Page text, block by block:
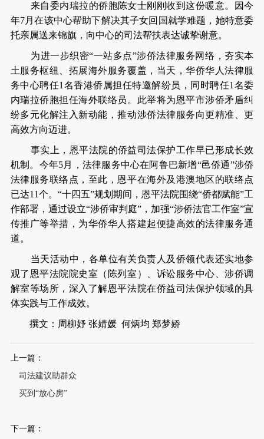
来自委内瑞拉的侨胞陈女士刚刚收到这份暖意。因今
年7月在该中心帮助下解决其子女回国就学难题，她特意委
托亲属送来锦旗，向中心的司法帮扶表达诚挚谢意。
为进一步织密“一站多点”涉侨法律服务网络，夯实本
土服务枢纽、拓展海外服务覆盖，当天，华侨华人法律服
务中心聘任1名香港侨属担任特邀解纷员，同时聘任1名委
内瑞拉侨胞担任海外联络员。此举将为恩平市涉侨矛盾纠
纷多元化解注入新动能，推动涉侨法律服务向更精准、更
高效方向迈进。
事实上，恩平法院的侨益司法保护工作早已形成长效
机制。今年5月，法律服务中心在阿鲁巴新增“邑侨通”涉侨
法律服务联络点，至此，恩平在海外及港澳地区的联络点
已达11个。“十四五”规划期间，恩平法院围绕“侨都赋能”工
作部署，通过设立“涉侨审判庭”，加强“涉侨法官工作室”宣
传推广等举措，为华侨华人搭建起便捷高效的法律服务通
道。
当天活动中，各单位有关负责人及侨领代表还实地参
观了恩平法院院史室（陈列室）、诉讼服务中心、涉侨调
解室等场所，深入了解恩平法院在侨益司法保护领域的具
体实践与工作成效。
撰文：周柳妤 张婧媛 何炳均 郑梦娇
上一篇：
司法建议助群众
买到“放心房”
下一篇：